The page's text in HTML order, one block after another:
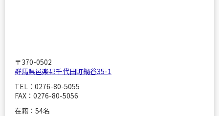
〒370-0502
群馬県邑楽郡千代田町鍋谷35-1
TEL：0276-80-5055
FAX：0276-80-5056
在籍：54名